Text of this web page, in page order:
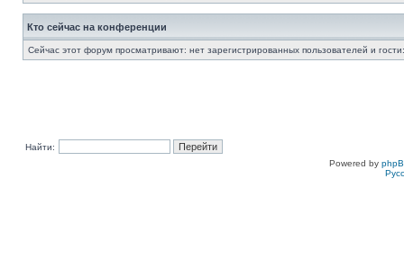
Кто сейчас на конференции
Сейчас этот форум просматривают: нет зарегистрированных пользователей и
Найти:
Powered by